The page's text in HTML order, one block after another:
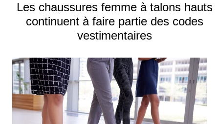
Les chaussures femme à talons hauts
continuent à faire partie des codes
vestimentaires